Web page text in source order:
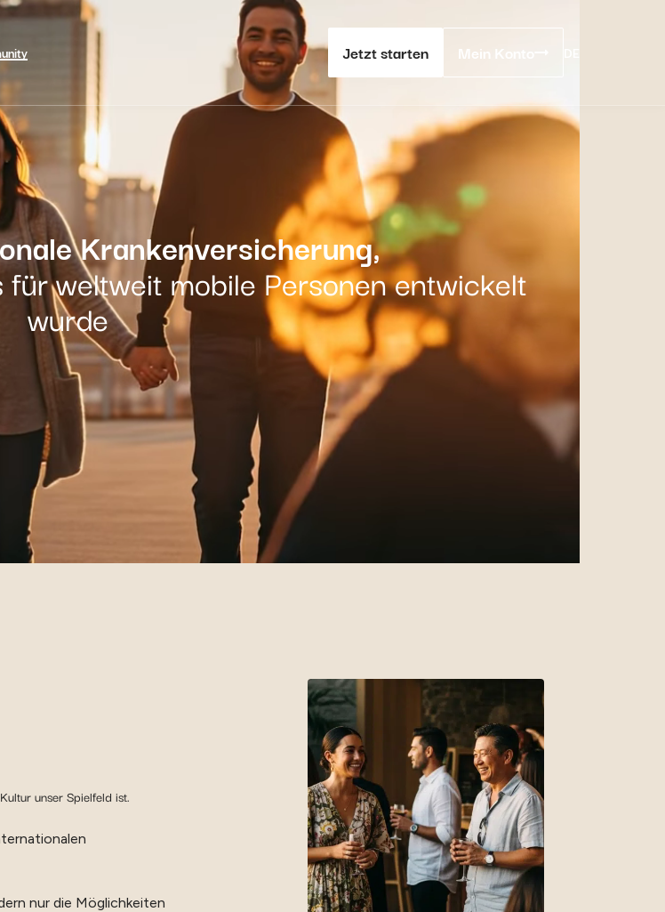
Jetzt starten Mein Konto
Krankenversicherung,
weltweit mobile Personen entwickelt
wurde
unser Spielfeld ist.
nur die Möglichkeiten